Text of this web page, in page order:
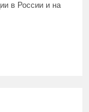
в России и на